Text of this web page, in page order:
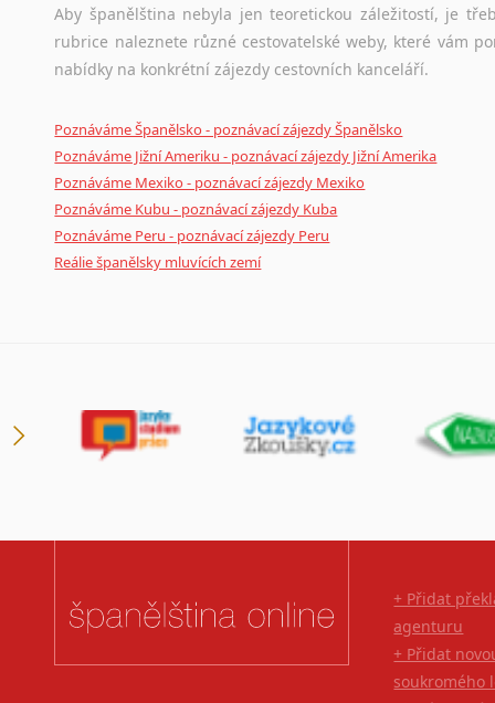
Megrelština
Moldavština
Mongolština
Nilosaharské jazyky
Nizozemština
Norština
Novořečtina
Oromština
Retorománština
Romština
Sinhalština
Sóština
Aby španělština nebyla jen teoretickou záležitostí, je
rubrice naleznete různé cestovatelské weby, které vám
nabídky na konkrétní zájezdy cestovních kanceláří.
Poznáváme Španělsko - poznávací zájezdy Španělsko
Poznáváme Jižní Ameriku - poznávací zájezdy Jižní Amerika
Poznáváme Mexiko - poznávací zájezdy Mexiko
Poznáváme Kubu - poznávací zájezdy Kuba
Poznáváme Peru - poznávací zájezdy Peru
Reálie španělsky mluvících zemí
+ Přidat
agenturu
+ Přidat
soukromého